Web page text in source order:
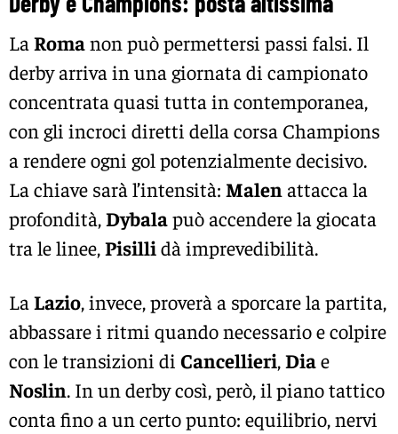
La Roma non può permettersi passi falsi. Il
derby arriva in una giornata di campionato
concentrata quasi tutta in contemporanea,
con gli incroci diretti della corsa Champions
a rendere ogni gol potenzialmente decisivo.
La chiave sarà l’intensità: Malen attacca la
profondità, Dybala può accendere la giocata
tra le linee, Pisilli dà imprevedibilità.
La Lazio, invece, proverà a sporcare la partita,
abbassare i ritmi quando necessario e colpire
con le transizioni di Cancellieri,Diae
Noslin. In un derby così, però, il piano tattico
conta fino a un certo punto: equilibrio, nervi